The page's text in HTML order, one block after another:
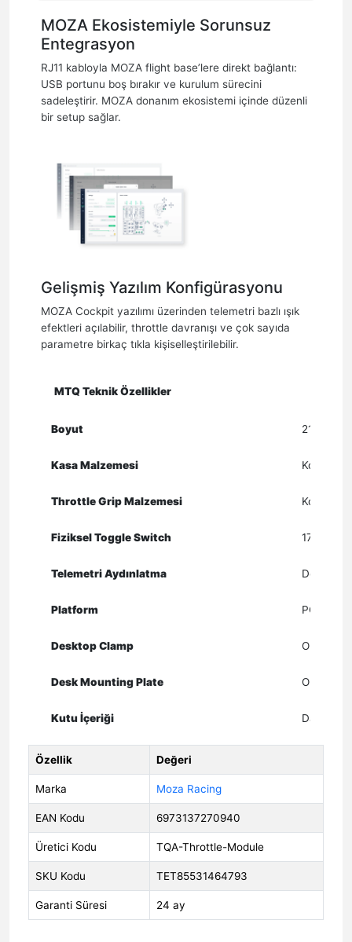
MOZA Ekosistemiyle Sorunsuz
Entegrasyon
RJ11 kabloyla MOZA flight base’lere direkt bağlantı:
USB portunu boş bırakır ve kurulum sürecini
sadeleştirir. MOZA donanım ekosistemi içinde düzenli
bir setup sağlar.
Gelişmiş Yazılım Konfigürasyonu
MOZA Cockpit yazılımı üzerinden telemetri bazlı ışık
efektleri açılabilir, throttle davranışı ve çok sayıda
parametre birkaç tıkla kişiselleştirilebilir.
MTQ Teknik Özellikler
Boyut 216 ×
Kasa Malzemesi Kompozit
Throttle Grip Malzemesi Kompozit
Fiziksel Toggle Switch 17
Telemetri Aydınlatma
Platform PC
Desktop Clamp Opsiyonel
Desk Mounting Plate Opsiyonel
Kutu İçeriği Data
Özellik Değeri
Marka Moza Racing
EAN Kodu 6973137270940
Üretici Kodu TQA-Throttle-Module
SKU Kodu TET85531464793
Garanti Süresi 24 ay